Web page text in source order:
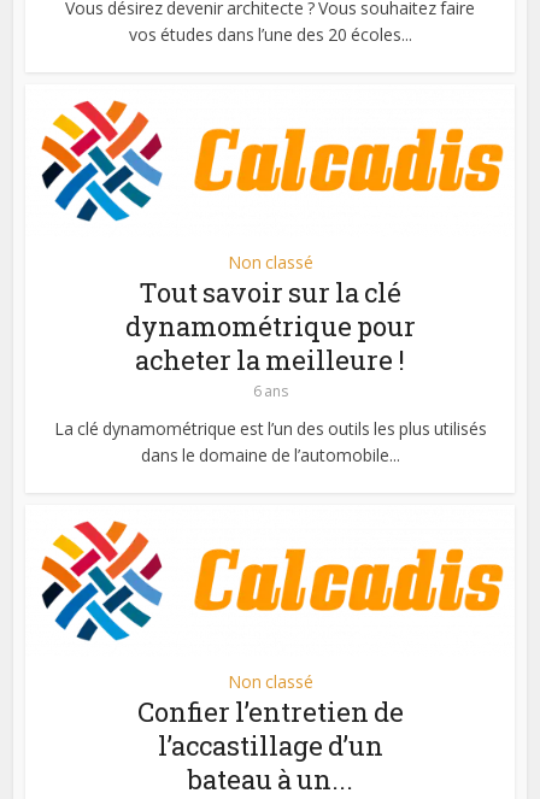
Vous désirez devenir architecte ? Vous souhaitez faire
vos études dans l’une des 20 écoles...
Non classé
Tout savoir sur la clé
dynamométrique pour
acheter la meilleure !
6 ans
La clé dynamométrique est l’un des outils les plus utilisés
dans le domaine de l’automobile...
Non classé
Confier l’entretien de
l’accastillage d’un
bateau à un...